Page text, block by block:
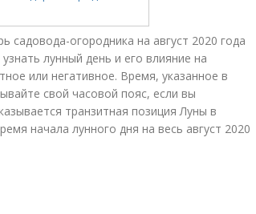
огородника на август 2020 года
лунный день и его влияние на
или негативное. Время, указанное в
свой часовой пояс, если вы
транзитная позиция Луны в
начала лунного дня на весь август 2020